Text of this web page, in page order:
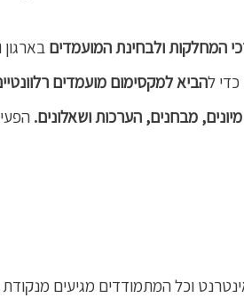
המחלקות ולבחינת המועמדים
כדי להביא למקסימום מועמדים
מבחנים, הערכות ושאלונים.
וכל המתמודדים מגיעים